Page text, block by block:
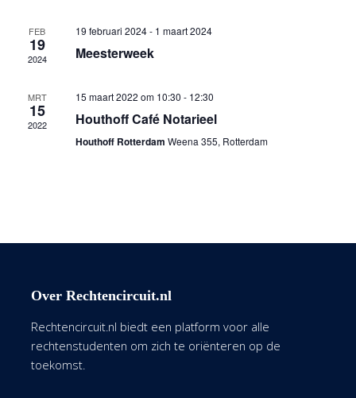
FEB
19
2024
19 februari 2024- 1 maart 2024
Meesterweek
MRT
15
2022
15 maart 2022 om 10:30 - 12:30
Houthoff Café Notarieel
Houthoff Rotterdam Weena 355, Rotterdam
Over Rechtencircuit.nl
Rechtencircuit.nl biedt een platform voor alle
rechtenstudenten om zich te oriënteren op de
toekomst.